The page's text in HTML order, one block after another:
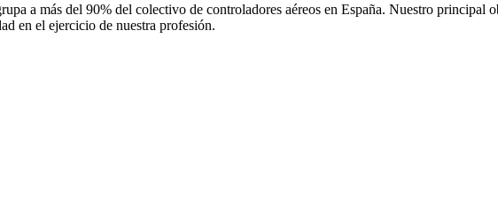
a más del 90% del colectivo de controladores aéreos en España. Nuestro principal
en el ejercicio de nuestra profesión.